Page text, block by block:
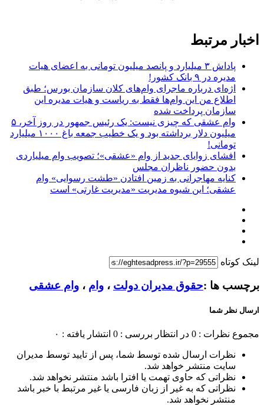
اخبار مرتبط
پاداش ۳ میلیارد و پانصد میلیون تومانی به اعضای هیات
مدیره در ۹ بانک کشور!
اژه‌ای درباره ماجرای وام‌های کلان سازمان بورس؛ طبق
اطلاع من این وام‌ها فقط به ریاست و هیات مدیره این
سازمان پرداخت شده
وام عشقی که چیزی نیست: یک رئیس جمهور در روز آخر، ۵
میلیون دلار برداشته بود و یک خطیب جمعه باغ ۱۰۰۰ میلیارد
تومانی!
افشای زوایای جدید از وام «عشقی»؛ تصویب وام میلیاردی
بدون حضور ناظران مجلس
کنایه مهاجرانی به زمین افتادن «طشت رسوایی» وام
عشقی؛ این شیوه مدیریت «مدیریت غارتی» است
لینک کوتاه
برچسب ها :حقوق مدیران دولت ، وام ، وام عشقی
ارسال نظر شما
مجموع نظرات : 0 در انتظار بررسی : 0 انتشار یافته : ۰
نظرات ارسال شده توسط شما، پس از تایید توسط مدیران
سایت منتشر خواهد شد.
نظراتی که حاوی تهمت یا افترا باشد منتشر نخواهد شد.
نظراتی که به غیر از زبان فارسی یا غیر مرتبط با خبر باشد
منتشر نخواهد شد.